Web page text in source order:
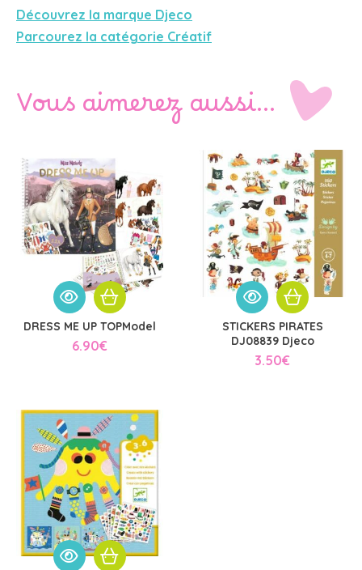
Découvrez la marque Djeco
Parcourez la catégorie Créatif
Vous aimerez aussi…
DRESS ME UP TOPModel
6.90€
STICKERS PIRATES
DJ08839 Djeco
3.50€